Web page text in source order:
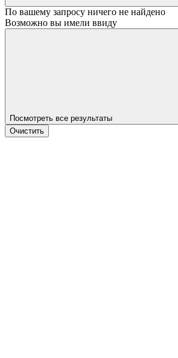
По вашему запросу ничего не найдено
Возможно вы имели ввиду
Посмотреть все результаты
Очистить